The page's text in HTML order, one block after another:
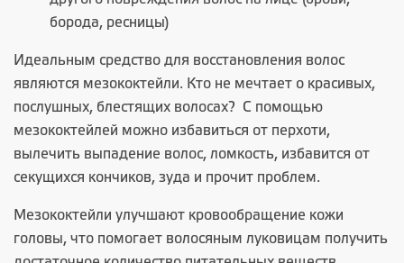
борода, ресницы)
Идеальным средство для восстановления волос
являются мезококтейли. Кто не мечтает о красивых,
послушных, блестящих волосах? С помощью
мезококтейлей можно избавиться от перхоти,
вылечить выпадение волос, ломкость, избавится от
секущихся кончиков, зуда и прочит проблем.
Мезококтейли улучшают кровообращение кожи
головы, что помогает волосяным луковицам получить